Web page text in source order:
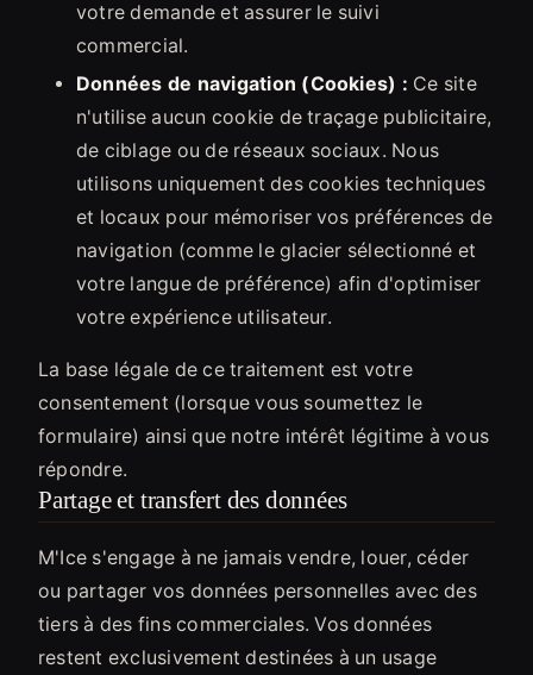
votre demande et assurer le suivi
commercial.
Données de navigation (Cookies) : Ce site
n'utilise aucun cookie de traçage publicitaire,
de ciblage ou de réseaux sociaux. Nous
utilisons uniquement des cookies techniques
et locaux pour mémoriser vos préférences de
navigation (comme le glacier sélectionné et
votre langue de préférence) afin d'optimiser
votre expérience utilisateur.
La base légale de ce traitement est votre
consentement (lorsque vous soumettez le
formulaire) ainsi que notre intérêt légitime à vous
répondre.
Partage et transfert des données
M'Ice s'engage à ne jamais vendre, louer, céder
ou partager vos données personnelles avec des
tiers à des fins commerciales. Vos données
restent exclusivement destinées à un usage